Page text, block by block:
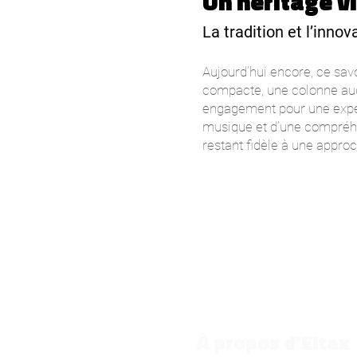
La tradition et
Aujourd’hui encore, ce
compacte, une colonne
engagement pour une
musique et d’une
restant fidèle à une